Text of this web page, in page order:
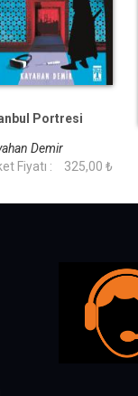
Portresi
Demir
Fiyatı :
325,00 ₺